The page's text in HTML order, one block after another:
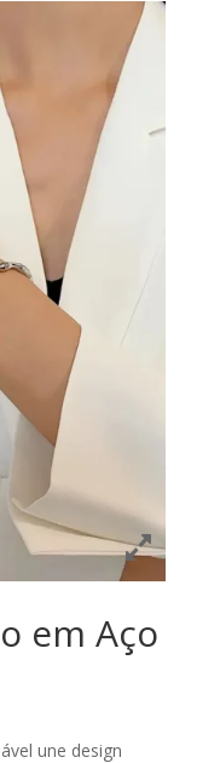
em Aço
une design